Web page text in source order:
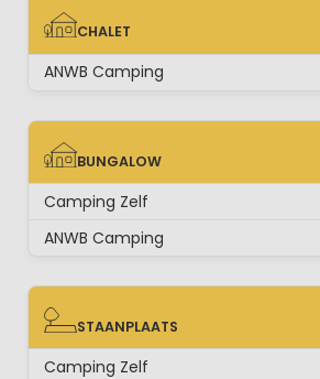
CHALET
CHALET
ANWB Camping
BUNGALOW
BUNGALOW
Camping Zelf
ANWB Camping
STAANPLAATS
STAANPLAATS
Camping Zelf